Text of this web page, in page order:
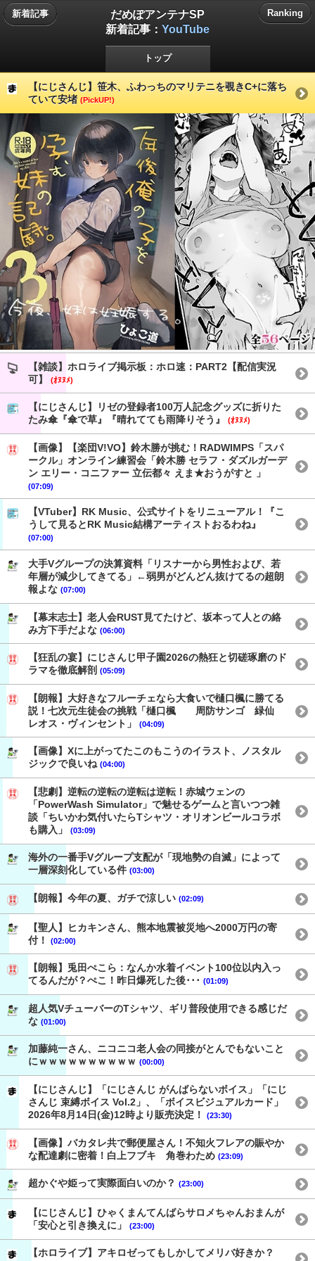
新着記事
だめぽアンテナSP
新着記事： YouTube
Ranking
トップ
【にじさんじ】笹木、ふわっちのマリテニを覗きC+に落ち
ていて安堵 (PickUP!)
【雑談】ホロライブ掲示板：ホロ速：PART2【配信実況
可】
(ｵﾇﾇﾒ)
【にじさんじ】リゼの登録者100万人記念グッズに折りた
たみ傘『傘で草』『晴れてても雨降りそう』
(ｵﾇﾇﾒ)
【画像】【楽団V!VO】鈴木勝が挑む！RADWIMPS「スパ
ークル」オンライン練習会「鈴木勝 セラフ・ダズルガーデ
ン エリー・コニファー 立伝都々 えま★おうがすと 」
(07:09)
【VTuber】RK Music、公式サイトをリニューアル！『こ
うして見るとRK Music結構アーティストおるわね』
(07:00)
大手Vグループの決算資料「リスナーから男性および、若
年層が減少してきてる」←弱男がどんどん抜けてるの超朗
報よな (07:00)
【幕末志士】老人会RUST見てたけど、坂本って人との絡
み方下手だよな (06:00)
【狂乱の宴】にじさんじ甲子園2026の熱狂と切磋琢磨のド
ラマを徹底解剖 (05:09)
【朗報】大好きなフルーチェなら大食いで樋口楓に勝てる
説！七次元生徒会の挑戦「樋口楓 周防サンゴ 緑仙
レオス・ヴィンセント」
(04:09)
【画像】Xに上がってたこのもこうのイラスト、ノスタル
ジックで良いね (04:00)
【悲劇】逆転の逆転の逆転は逆転！赤城ウェンの
「PowerWash Simulator」で魅せるゲームと言いつつ雑
談「ちいかわ気付いたらTシャツ・オリオンビールコラボ
も購入」
(03:09)
海外の一番手Vグループ支配が「現地勢の自滅」によって
一層深刻化している件 (03:00)
【朗報】今年の夏、ガチで涼しい (02:09)
【聖人】ヒカキンさん、熊本地震被災地へ2000万円の寄
付！
(02:00)
【朗報】兎田ぺこら：なんか水着イベント100位以内入っ
てるんだが？ぺこ！昨日爆死した後･･･ (01:09)
超人気VチューバーのTシャツ、ギリ普段使用できる感じだ
な (01:00)
加藤純一さん、ニコニコ老人会の同接がとんでもないこと
にｗｗｗｗｗｗｗｗｗｗ (00:00)
【にじさんじ】「にじさんじ がんばらないボイス」「にじ
さんじ 束縛ボイス Vol.2」、「ボイスビジュアルカード」
2026年8月14日(金)12時より販売決定！
(23:30)
【画像】バカタレ共で郵便屋さん！不知火フレアの賑やか
な配達劇に密着！白上フブキ 角巻わため (23:09)
超かぐや姫って実際面白いのか？ (23:00)
【にじさんじ】ひゃくまんてんばらサロメちゃんおまんが
「安心と引き換えに」
(23:00)
【ホロライブ】アキロゼってもしかしてメリバ好きか？